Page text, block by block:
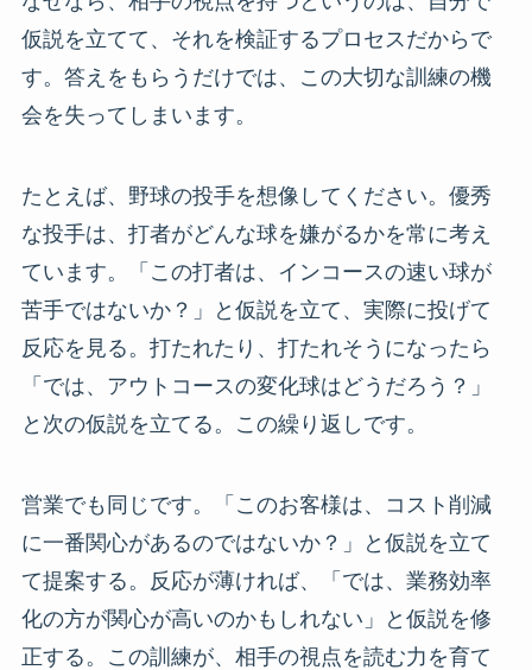
仮説を立てて、それを検証するプロセスだからで
す。答えをもらうだけでは、この大切な訓練の機
会を失ってしまいます。
たとえば、野球の投手を想像してください。優秀
な投手は、打者がどんな球を嫌がるかを常に考え
ています。「この打者は、インコースの速い球が
苦手ではないか？」と仮説を立て、実際に投げて
反応を見る。打たれたり、打たれそうになったら
「では、アウトコースの変化球はどうだろう？」
と次の仮説を立てる。この繰り返しです。
営業でも同じです。「このお客様は、コスト削減
に一番関心があるのではないか？」と仮説を立て
て提案する。反応が薄ければ、「では、業務効率
化の方が関心が高いのかもしれない」と仮説を修
正する。この訓練が、相手の視点を読む力を育て